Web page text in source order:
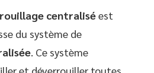
centraliséest
du système de
. Ce système
et déverrouiller toutes